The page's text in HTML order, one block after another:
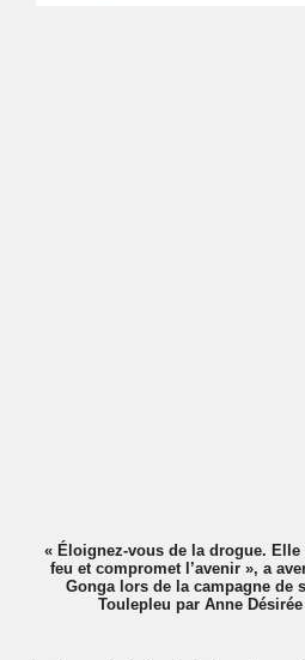
« Éloignez-vous de la drogue.
feu et compromet l’avenir », a
Gonga lors de la campagne de
Toulepleu par Anne